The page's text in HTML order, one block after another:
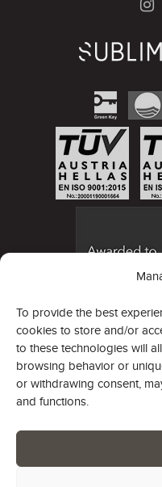
To provide the best
cookies to store and/or
to these technologies will
browsing behavior or
or withdrawing consent,
and functions.